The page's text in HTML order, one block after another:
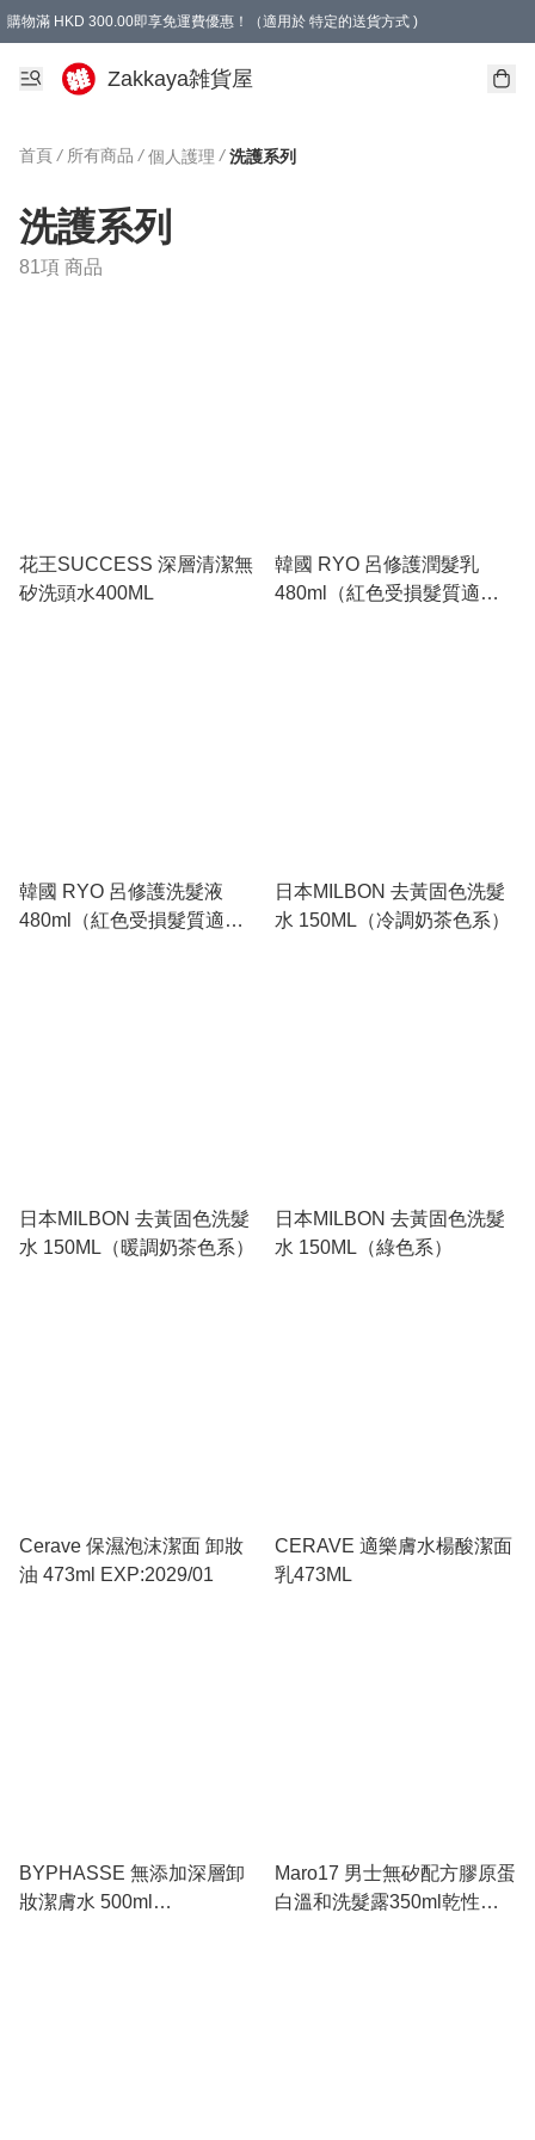
購物滿 HKD 300.00即享免運費優惠！（適用於 特定的送貨方式 )
Zakkaya雑貨屋
首頁 / 所有商品 / 個人護理 / 洗護系列
洗護系列
81項 商品
花王SUCCESS 深層清潔無
矽洗頭水400ML
韓國 RYO 呂修護潤髮乳
480ml（紅色受損髮質適
韓國 RYO 呂修護洗髮液
480ml（紅色受損髮質適
日本MILBON 去黃固色洗髮
水 150ML（冷調奶茶色系）
日本MILBON 去黃固色洗髮
水 150ML（暖調奶茶色系）
日本MILBON 去黃固色洗髮
水 150ML（綠色系）
Cerave 保濕泡沫潔面 卸妝
油 473ml EXP:2029/01
CERAVE 適樂膚水楊酸潔面
乳473ML
BYPHASSE 無添加深層卸
妝潔膚水 500ml
Maro17 男士無矽配方膠原蛋
白溫和洗髮露350ml乾性及